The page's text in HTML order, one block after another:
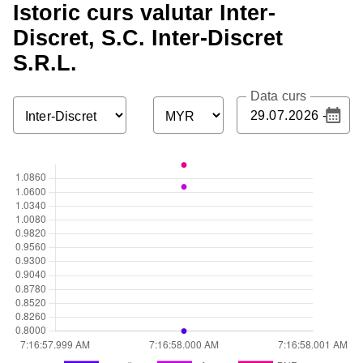
Istoric curs valutar Inter-
Discret, S.C. Inter-Discret
S.R.L.
Data curs